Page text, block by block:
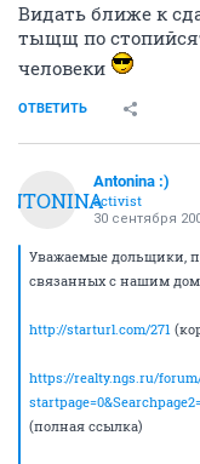
Видать ближе к
тыщщ по
человеки
ОТВЕТИТЬ
Antonina :)
activist
30 сентября
Уважаемые дольщики,
связанных с нашим
http://starturl.com/271
https://realty.ngs.ru/
(полная ссылка)